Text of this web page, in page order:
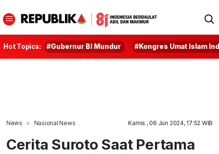
Hot Topics: #Gubernur BI Mundur #Kongres Umat Islam
News Nasional News Kamis , 06 Jun 2024, 17:52 WIB
Cerita Suroto Saat Pertama